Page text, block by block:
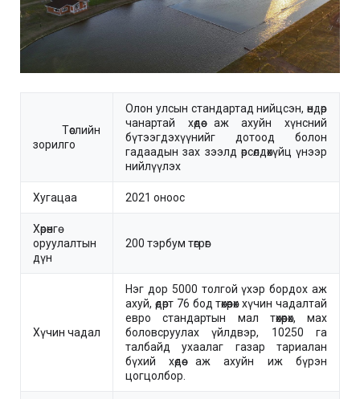
Төслийн
зорилго
Олон улсын стандартад нийцсэн, өндөр
чанартай хөдөө аж ахуйн хүнсний
бүтээгдэхүүнийг дотоод болон
гадаадын зах зээлд өрсөлдөхүйц үнээр
нийлүүлэх
Хугацаа 2021 оноос
Хөрөнгө
оруулалтын
дүн
200 тэрбум төгрөг
Хүчин чадал
Нэг дор 5000 толгой үхэр бордох аж
ахуй, өдөрт 76 бод төхөөрөх хүчин чадалтай
евро стандартын мал төхөөрөх, мах
боловсруулах үйлдвэр, 10250 га
талбайд ухаалаг газар тариалан
бүхий хөдөө аж ахуйн иж бүрэн
цогцолбор.